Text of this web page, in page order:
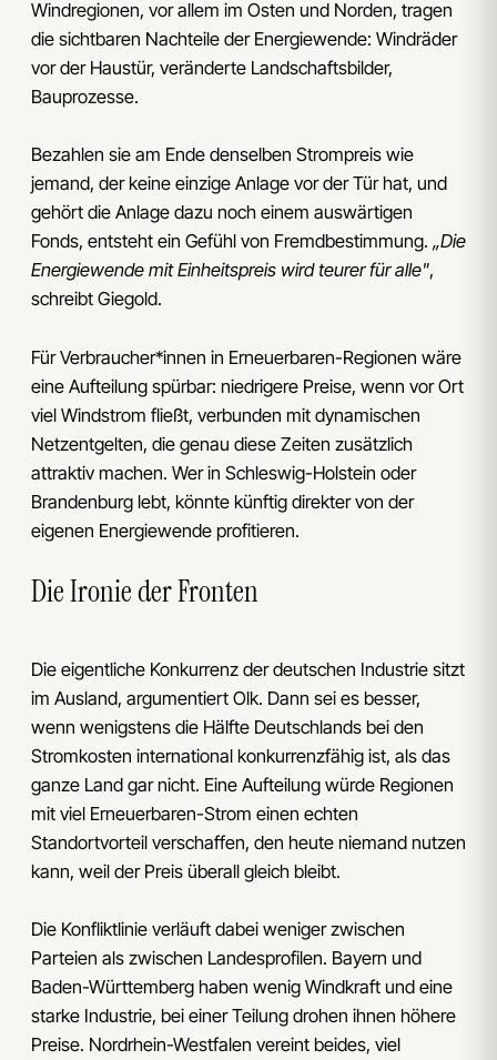
Windregionen, vor allem im Osten und Norden, tragen
die sichtbaren Nachteile der Energiewende: Windräder
vor der Haustür, veränderte Landschaftsbilder,
Bauprozesse.
Bezahlen sie am Ende denselben Strompreis wie
jemand, der keine einzige Anlage vor der Tür hat, und
gehört die Anlage dazu noch einem auswärtigen
Fonds, entsteht ein Gefühl von Fremdbestimmung. „Die
Energiewende mit Einheitspreis wird teurer für alle",
schreibt Giegold.
Für Verbraucher*innen in Erneuerbaren-Regionen wäre
eine Aufteilung spürbar: niedrigere Preise, wenn vor Ort
viel Windstrom fließt, verbunden mit dynamischen
Netzentgelten, die genau diese Zeiten zusätzlich
attraktiv machen. Wer in Schleswig-Holstein oder
Brandenburg lebt, könnte künftig direkter von der
eigenen Energiewende profitieren.
Die Ironie der Fronten
Die eigentliche Konkurrenz der deutschen Industrie sitzt
im Ausland, argumentiert Olk. Dann sei es besser,
wenn wenigstens die Hälfte Deutschlands bei den
Stromkosten international konkurrenzfähig ist, als das
ganze Land gar nicht. Eine Aufteilung würde Regionen
mit viel Erneuerbaren-Strom einen echten
Standortvorteil verschaffen, den heute niemand nutzen
kann, weil der Preis überall gleich bleibt.
Die Konfliktlinie verläuft dabei weniger zwischen
Parteien als zwischen Landesprofilen. Bayern und
Baden-Württemberg haben wenig Windkraft und eine
starke Industrie, bei einer Teilung drohen ihnen höhere
Preise. Nordrhein-Westfalen vereint beides, viel